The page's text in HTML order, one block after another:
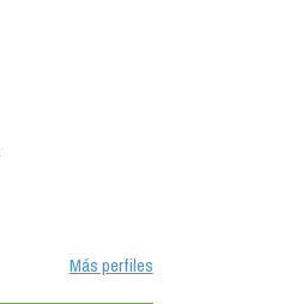
Más perfiles